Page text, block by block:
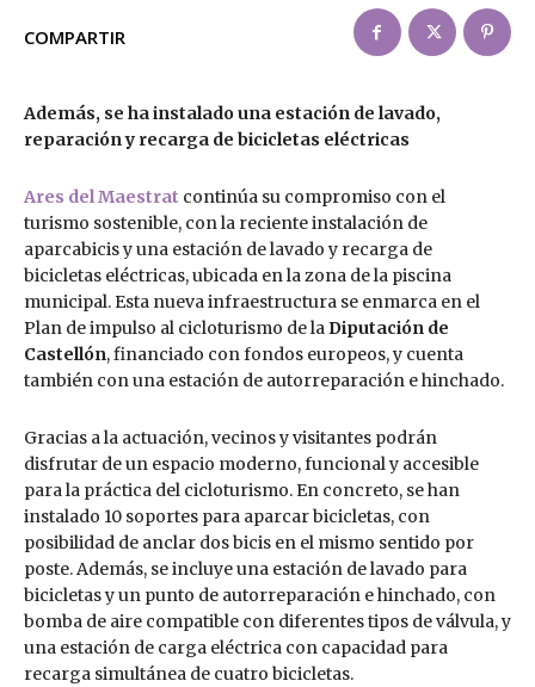
COMPARTIR
Además, se ha instalado una estación de lavado,
reparación y recarga de bicicletas eléctricas
Ares del Maestrat continúa su compromiso con el
turismo sostenible, con la reciente instalación de
aparcabicis y una estación de lavado y recarga de
bicicletas eléctricas, ubicada en la zona de la piscina
municipal. Esta nueva infraestructura se enmarca en el
Plan de impulso al cicloturismo de la Diputación de
Castellón, financiado con fondos europeos, y cuenta
también con una estación de autorreparación e hinchado.
Gracias a la actuación, vecinos y visitantes podrán
disfrutar de un espacio moderno, funcional y accesible
para la práctica del cicloturismo. En concreto, se han
instalado 10 soportes para aparcar bicicletas, con
posibilidad de anclar dos bicis en el mismo sentido por
poste. Además, se incluye una estación de lavado para
bicicletas y un punto de autorreparación e hinchado, con
bomba de aire compatible con diferentes tipos de válvula, y
una estación de carga eléctrica con capacidad para
recarga simultánea de cuatro bicicletas.